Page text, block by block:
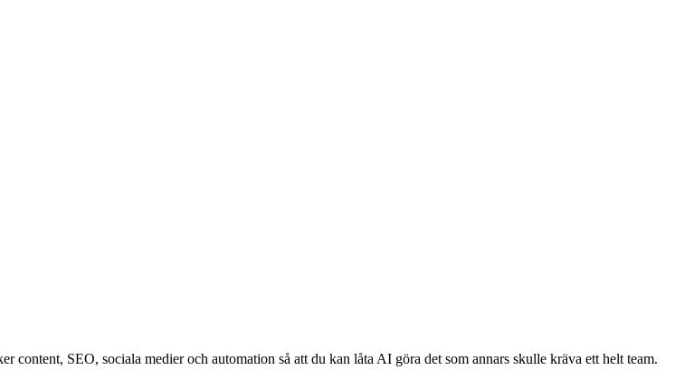
SEO, sociala medier och automation så att du kan låta AI göra det som annars skulle kräva ett helt team.